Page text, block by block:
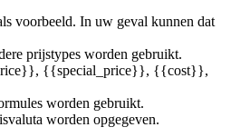
voorbeeld. In uw geval kunnen dat
prijstypes worden gebruikt.
{{special_price}}, {{cost}},
worden gebruikt.
worden opgegeven.